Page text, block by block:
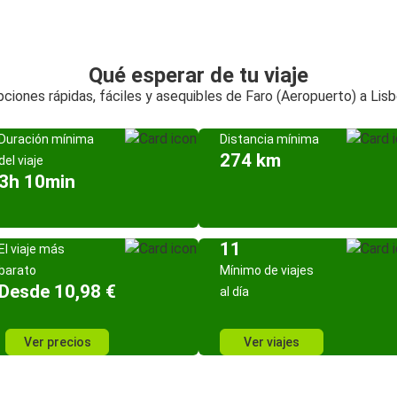
Qué esperar de tu viaje
rápidas, fáciles y asequibles de Faro (Aeropuerto) a
mínima
viaje
10min
Distancia mínima
274 km
viaje más
10,98 €
Ver precios
11
Mínimo de viajes
al día
Ver viajes